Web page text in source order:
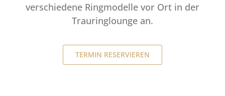
verschiedene Ringmodelle vor Ort in der
Trauringlounge an.
TERMIN RESERVIEREN